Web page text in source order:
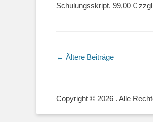
Schulungsskript. 99,00 €
Beitragsnavigation
← Ältere Beiträge
Copyright © 2026 . Alle